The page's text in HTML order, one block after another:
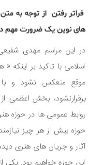
فراتر رفتن از توجه به
های نوین یک ضرورت مهم
در این مراسم مهدی
اسلامی با تاکید بر اینکه
موقع منعکس نشود و با
برقرارنشود، بخش اعظمی
روابط عمومی ها در حوزه
حوزه بیش از هر چیز
آثار و جریان های هنری